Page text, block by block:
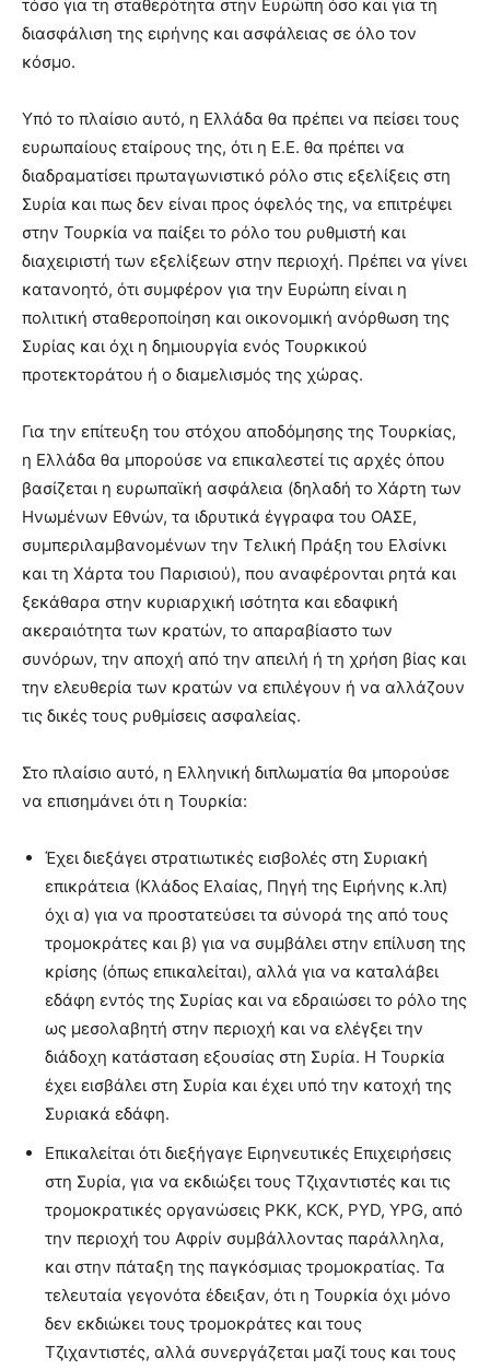
τόσο για τη σταθερότητα στην Ευρώπη όσο και για τη
διασφάλιση της ειρήνης και ασφάλειας σε όλο τον
κόσμο.
Υπό το πλαίσιο αυτό, η Ελλάδα θα πρέπει να πείσει τους
ευρωπαίους εταίρους της, ότι η Ε.Ε. θα πρέπει να
διαδραματίσει πρωταγωνιστικό ρόλο στις εξελίξεις στη
Συρία και πως δεν είναι προς όφελός της, να επιτρέψει
στην Τουρκία να παίξει το ρόλο του ρυθμιστή και
διαχειριστή των εξελίξεων στην περιοχή. Πρέπει να γίνει
κατανοητό, ότι συμφέρον για την Ευρώπη είναι η
πολιτική σταθεροποίηση και οικονομική ανόρθωση της
Συρίας και όχι η δημιουργία ενός Τουρκικού
προτεκτοράτου ή ο διαμελισμός της χώρας.
Για την επίτευξη του στόχου αποδόμησης της Τουρκίας,
η Ελλάδα θα μπορούσε να επικαλεστεί τις αρχές όπου
βασίζεται η ευρωπαϊκή ασφάλεια (δηλαδή το Χάρτη των
Ηνωμένων Εθνών, τα ιδρυτικά έγγραφα του ΟΑΣΕ,
συμπεριλαμβανομένων την Τελική Πράξη του Ελσίνκι
και τη Χάρτα του Παρισιού), που αναφέρονται ρητά και
ξεκάθαρα στην κυριαρχική ισότητα και εδαφική
ακεραιότητα των κρατών, το απαραβίαστο των
συνόρων, την αποχή από την απειλή ή τη χρήση βίας και
την ελευθερία των κρατών να επιλέγουν ή να αλλάζουν
τις δικές τους ρυθμίσεις ασφαλείας.
Στο πλαίσιο αυτό, η Ελληνική διπλωματία θα μπορούσε
να επισημάνει ότι η Τουρκία:
Έχει διεξάγει στρατιωτικές εισβολές στη Συριακή
επικράτεια (Κλάδος Ελαίας, Πηγή της Ειρήνης κ.λπ)
όχι α) για να προστατεύσει τα σύνορά της από τους
τρομοκράτες και β) για να συμβάλει στην επίλυση της
κρίσης (όπως επικαλείται), αλλά για να καταλάβει
εδάφη εντός της Συρίας και να εδραιώσει το ρόλο της
ως μεσολαβητή στην περιοχή και να ελέγξει την
διάδοχη κατάσταση εξουσίας στη Συρία. Η Τουρκία
έχει εισβάλει στη Συρία και έχει υπό την κατοχή της
Συριακά εδάφη.
Επικαλείται ότι διεξήγαγε Ειρηνευτικές Επιχειρήσεις
στη Συρία, για να εκδιώξει τους Τζιχαντιστές και τις
τρομοκρατικές οργανώσεις ΡΚΚ, KCK, PYD, YPG, από
την περιοχή του Αφρίν συμβάλλοντας παράλληλα,
και στην πάταξη της παγκόσμιας τρομοκρατίας. Τα
τελευταία γεγονότα έδειξαν, ότι η Τουρκία όχι μόνο
δεν εκδιώκει τους τρομοκράτες και τους
Τζιχαντιστές, αλλά συνεργάζεται μαζί τους και τους